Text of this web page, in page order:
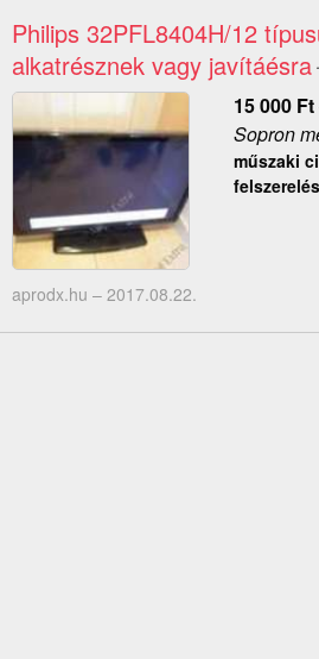
Philips 32PFL8404H/12
alkatrésznek vagy javítáésra
15 000 Ft
Sopron
műszaki
aprodx.hu – 2017.08.22.